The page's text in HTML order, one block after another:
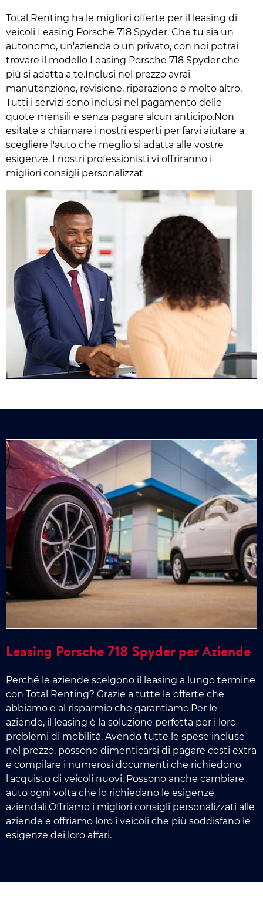
Total Renting ha le migliori offerte per il leasing di
veicoli Leasing Porsche 718 Spyder. Che tu sia un
autonomo, un'azienda o un privato, con noi potrai
trovare il modello Leasing Porsche 718 Spyder che
più si adatta a te.Inclusi nel prezzo avrai
manutenzione, revisione, riparazione e molto altro.
Tutti i servizi sono inclusi nel pagamento delle
quote mensili e senza pagare alcun anticipo.Non
esitate a chiamare i nostri esperti per farvi aiutare a
scegliere l'auto che meglio si adatta alle vostre
esigenze. I nostri professionisti vi offriranno i
migliori consigli personalizzat
Leasing Porsche 718 Spyder per Aziende
Perché le aziende scelgono il leasing a lungo termine
con Total Renting? Grazie a tutte le offerte che
abbiamo e al risparmio che garantiamo.Per le
aziende, il leasing è la soluzione perfetta per i loro
problemi di mobilità. Avendo tutte le spese incluse
nel prezzo, possono dimenticarsi di pagare costi extra
e compilare i numerosi documenti che richiedono
l'acquisto di veicoli nuovi. Possono anche cambiare
auto ogni volta che lo richiedano le esigenze
aziendali.Offriamo i migliori consigli personalizzati alle
aziende e offriamo loro i veicoli che più soddisfano le
esigenze dei loro affari.